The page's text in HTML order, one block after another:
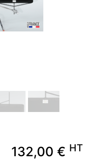
132,00 € HT